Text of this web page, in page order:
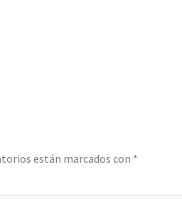
están marcados con *